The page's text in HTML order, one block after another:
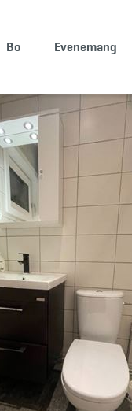
Bo Evenemang